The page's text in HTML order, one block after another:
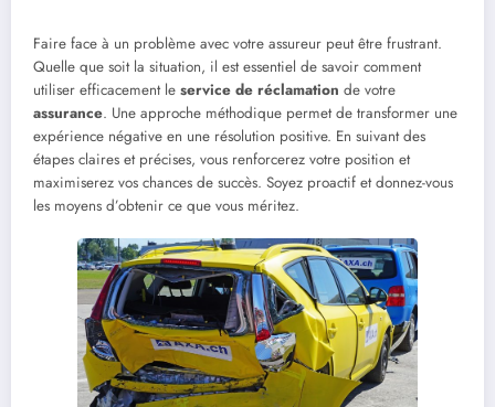
Faire face à un problème avec votre assureur peut être frustrant.
Quelle que soit la situation, il est essentiel de savoir comment
utiliser efficacement le service de réclamation de votre
assurance. Une approche méthodique permet de transformer une
expérience négative en une résolution positive. En suivant des
étapes claires et précises, vous renforcerez votre position et
maximiserez vos chances de succès. Soyez proactif et donnez-vous
les moyens d’obtenir ce que vous méritez.